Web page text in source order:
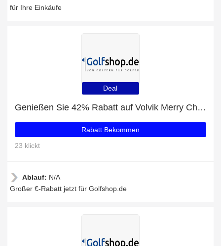
für Ihre Einkäufe
Deal
Genießen Sie 42% Rabatt auf Volvik Merry Christmas Box + 9% zusätzlichen Rabatt
Rabatt Bekommen
23 klickt
Ablauf: N/A
Großer €-Rabatt jetzt für Golfshop.de